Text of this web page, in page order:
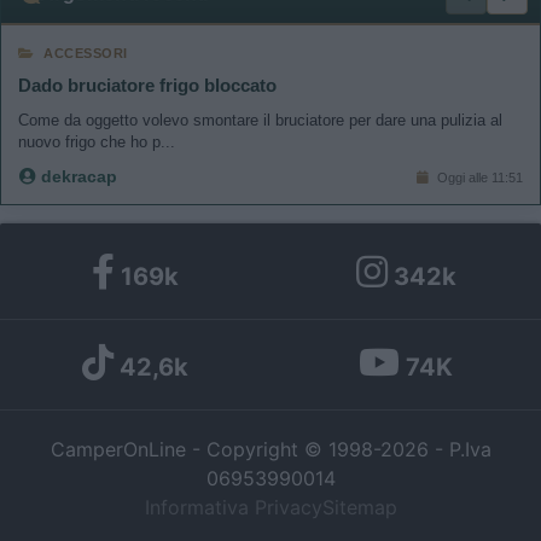
ACCESSORI
Dado bruciatore frigo bloccato
Come da oggetto volevo smontare il bruciatore per dare una pulizia al
nuovo frigo che ho p...
dekracap Oggi alle 11:51
169k 342k
42,6k 74K
CamperOnLine - Copyright © 1998-2026 - P.Iva
06953990014
Informativa Privacy Sitemap